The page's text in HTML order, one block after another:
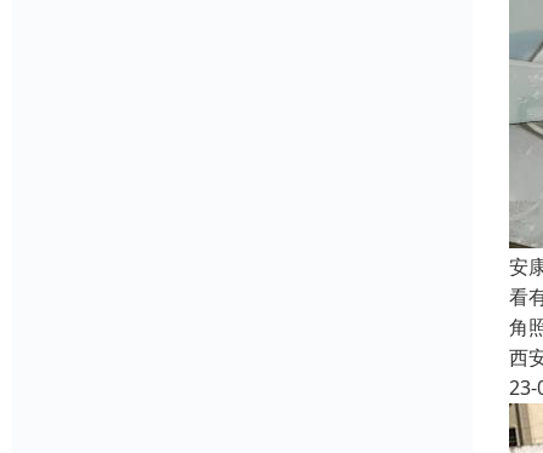
安
看
角
西
23-